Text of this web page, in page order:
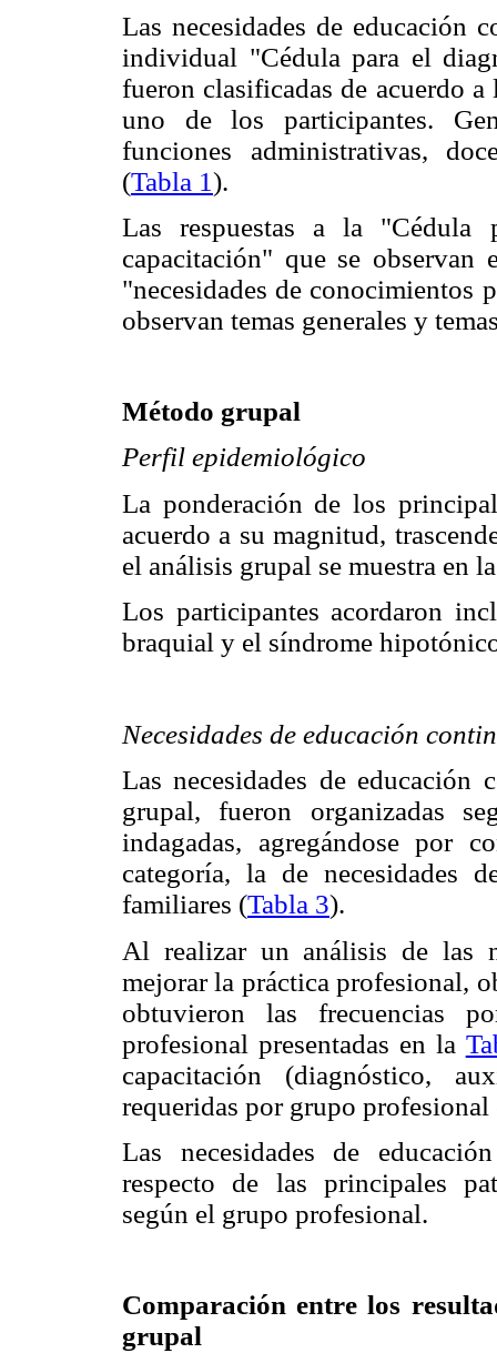
Las necesidades de educación
individual "Cédula para el
fueron clasificadas de acuerdo
uno de los participantes.
funciones administrativas,
(Tabla 1).
Las respuestas a la "Cédula
capacitación" que se
"necesidades de conocimientos
observan temas generales y
Método grupal
Perfil epidemiológico
La ponderación de los
acuerdo a su magnitud,
el análisis grupal se muestra en
Los participantes acordaron
braquial y el síndrome
Necesidades de educación
Las necesidades de educación
grupal, fueron organizadas
indagadas, agregándose por
categoría, la de necesidades
familiares (Tabla 3).
Al realizar un análisis de las
mejorar la práctica profesional,
obtuvieron las frecuencias
profesional presentadas en la
capacitación (diagnóstico,
requeridas por grupo
Las necesidades de
respecto de las principales
según el grupo profesional.
Comparación entre los
grupal